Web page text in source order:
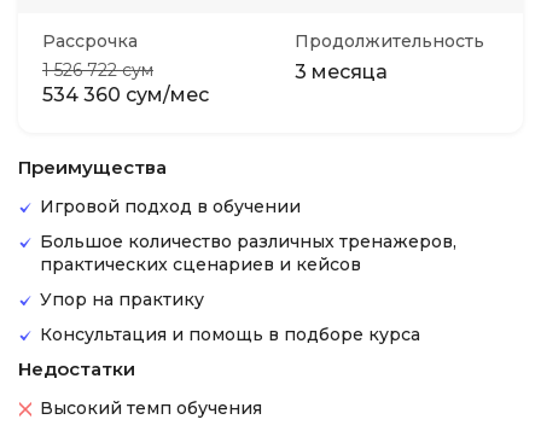
Рассрочка
1 526 722 сум
534 360 сум/мес
Продолжительность
3 месяца
Преимущества
Игровой подход в обучении
Большое количество различных тренажеров,
практических сценариев и кейсов
Упор на практику
Консультация и помощь в подборе курса
Недостатки
Высокий темп обучения